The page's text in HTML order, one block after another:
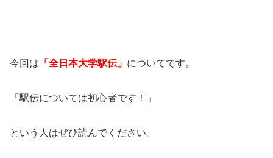
今回は 「全日本大学駅伝」 についてです。
「駅伝については初心者です！」
という人はぜひ読んでください。